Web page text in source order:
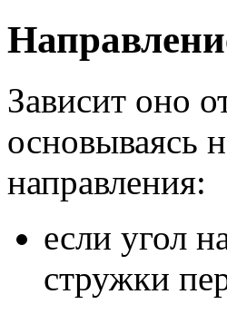
Зависит оно
основываясь
направления:
если угол
стружки